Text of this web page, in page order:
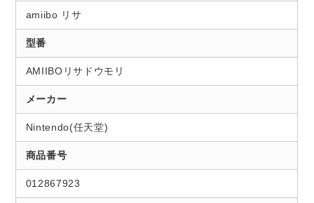
amiibo リサ
型番
AMIIBOリサドウモリ
メーカー
Nintendo(任天堂)
商品番号
012867923